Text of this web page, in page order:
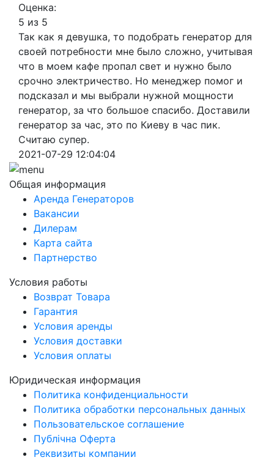
Оценка:
5 из 5
Так как я девушка, то подобрать генератор для
своей потребности мне было сложно, учитывая
что в моем кафе пропал свет и нужно было
срочно электричество. Но менеджер помог и
подсказал и мы выбрали нужной мощности
генератор, за что большое спасибо. Доставили
генератор за час, это по Киеву в час пик.
Считаю супер.
2021-07-29 12:04:04
Общая информация
Аренда Генераторов
Вакансии
Дилерам
Карта сайта
Партнерство
Условия работы
Возврат Товара
Гарантия
Условия аренды
Условия доставки
Условия оплаты
Юридическая информация
Политика конфиденциальности
Политика обработки персональных данных
Пользовательское соглашение
Публічна Оферта
Реквизиты компании